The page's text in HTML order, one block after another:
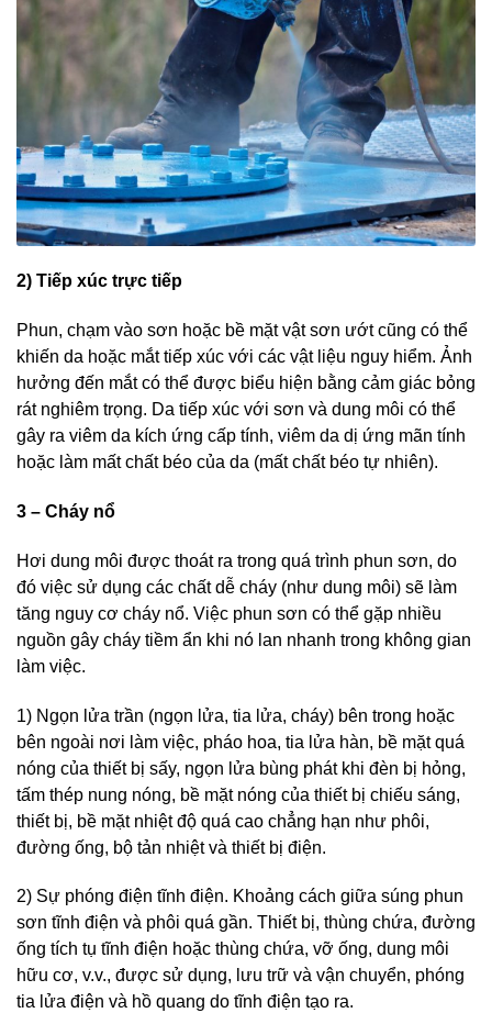
2) Tiếp xúc trực tiếp
Phun, chạm vào sơn hoặc bề mặt vật sơn ướt cũng có thể
khiến da hoặc mắt tiếp xúc với các vật liệu nguy hiểm. Ảnh
hưởng đến mắt có thể được biểu hiện bằng cảm giác bỏng
rát nghiêm trọng. Da tiếp xúc với sơn và dung môi có thể
gây ra viêm da kích ứng cấp tính, viêm da dị ứng mãn tính
hoặc làm mất chất béo của da (mất chất béo tự nhiên).
3 – Cháy nổ
Hơi dung môi được thoát ra trong quá trình phun sơn, do
đó việc sử dụng các chất dễ cháy (như dung môi) sẽ làm
tăng nguy cơ cháy nổ. Việc phun sơn có thể gặp nhiều
nguồn gây cháy tiềm ẩn khi nó lan nhanh trong không gian
làm việc.
1) Ngọn lửa trần (ngọn lửa, tia lửa, cháy) bên trong hoặc
bên ngoài nơi làm việc, pháo hoa, tia lửa hàn, bề mặt quá
nóng của thiết bị sấy, ngọn lửa bùng phát khi đèn bị hỏng,
tấm thép nung nóng, bề mặt nóng của thiết bị chiếu sáng,
thiết bị, bề mặt nhiệt độ quá cao chẳng hạn như phôi,
đường ống, bộ tản nhiệt và thiết bị điện.
2) Sự phóng điện tĩnh điện. Khoảng cách giữa súng phun
sơn tĩnh điện và phôi quá gần. Thiết bị, thùng chứa, đường
ống tích tụ tĩnh điện hoặc thùng chứa, vỡ ống, dung môi
hữu cơ, v.v., được sử dụng, lưu trữ và vận chuyển, phóng
tia lửa điện và hồ quang do tĩnh điện tạo ra.